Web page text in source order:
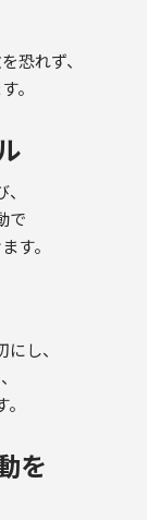
恐れず、
。
で
す。
し、
を